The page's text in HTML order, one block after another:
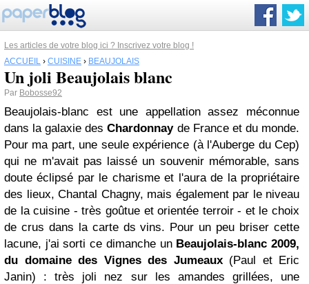
Les articles de votre blog ici ? Inscrivez votre blog !
ACCUEIL › CUISINE › BEAUJOLAIS
Un joli Beaujolais blanc
Par Bobosse92
Beaujolais-blanc est une appellation assez méconnue
dans la galaxie desChardonnayde France et du monde.
Pour ma part, une seule expérience (à l'Auberge du Cep)
qui ne m'avait pas laissé un souvenir mémorable, sans
doute éclipsé par le charisme et l'aura de la propriétaire
des lieux, Chantal Chagny, mais également par le niveau
de la cuisine - très goûtue et orientée terroir - et le choix
de crus dans la carte ds vins. Pour un peu briser cette
lacune, j'ai sorti ce dimanche un Beaujolais-blanc 2009,
du domaine des Vignes des Jumeaux (Paul et Eric
Janin) : très joli nez sur les amandes grillées, une